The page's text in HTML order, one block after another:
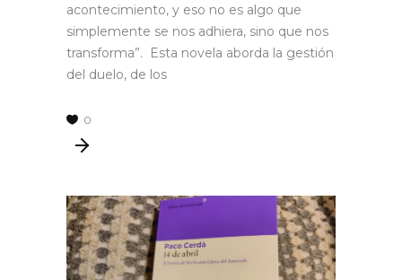
acontecimiento, y eso no es algo que
simplemente se nos adhiera, sino que nos
transforma”. Esta novela aborda la gestión
del duelo, de los
0